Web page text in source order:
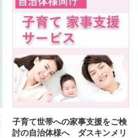
子育て世帯への家事支援をご検
討の自治体様へ ダスキンメリ